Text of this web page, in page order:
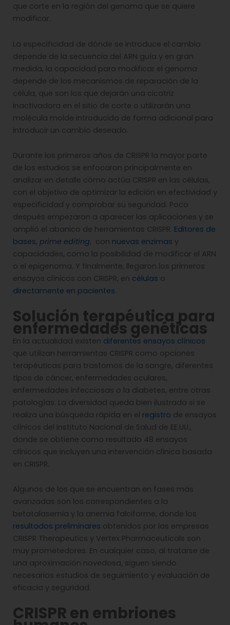
que corte en la región del genoma que se quiere
modificar.
La especificidad de dónde se introduce el cambio
depende de la secuencia del ARN guía y en gran
medida, la capacidad para modificar el genoma
depende de los mecanismos de reparación de la
célula, que son los que dejarán una cicatriz
inactivadora en el sitio de corte o utilizarán una
molécula molde introducida de forma adicional para
introducir un cambio deseado.
Durante los primeros años de CRISPR la mayor parte
de los estudios se enfocaron principalmente en
analizar en detalle cómo actúa CRISPR en las células,
con el objetivo de optimizar la edición en efectividad y
especificidad y comprobar su seguridad. Poco
después empezaron a aparecer las aplicaciones y se
amplió el abanico de herramientas CRISPR. Editores de
bases, prime editing, con nuevas enzimas y
capacidades, como la posibilidad de modificar el ARN
o el epigenoma. Y finalmente, llegaron los primeros
ensayos clínicos con CRISPR, en células o
directamente en pacientes.
Solución terapéutica para
enfermedades genéticas
En la actualidad existen diferentes ensayos clínicos
que utilizan herramientas CRISPR como opciones
terapéuticas para trastornos de la sangre, diferentes
tipos de cáncer, enfermedades oculares,
enfermedades infecciosas o la diabetes, entre otras
patologías. La diversidad queda bien ilustrada si se
realiza una búsqueda rápida en el registro de ensayos
clínicos del Instituto Nacional de Salud de EE.UU.,
donde se obtiene como resultado 48 ensayos
clínicos que incluyen una intervención clínica basada
en CRISPR.
Algunos de los que se encuentran en fases más
avanzadas son los correspondientes a la
betatalasemia y la anemia falciforme, donde los
resultados preliminares obtenidos por las empresas
CRISPR Therapeutics y Vertex Pharmaceuticals son
muy prometedores. En cualquier caso, al tratarse de
una aproximación novedosa, siguen siendo
necesarios estudios de seguimiento y evaluación de
eficacia y seguridad.
CRISPR en embriones